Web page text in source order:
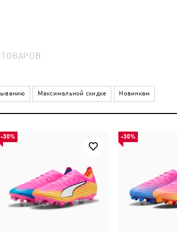
ТОВАРОВ
Максимальной скидке Новинкам
-30% -30%